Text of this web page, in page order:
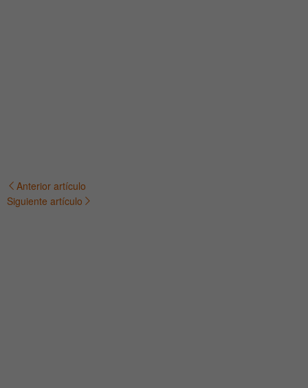
Navegación
Anterior artículo
Siguiente artículo